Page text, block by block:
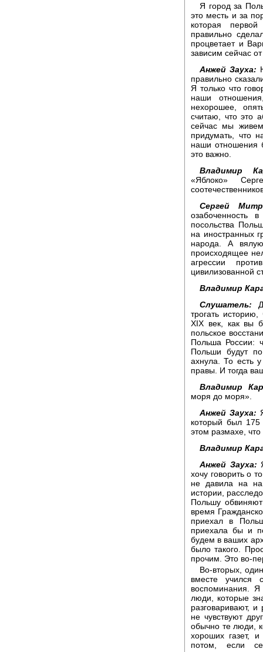
Я город за
это месть и за
которая
правильно
процветает и
зависим сейчас
Анжей Зауха:
правильно
Я только что
наши
нехорошее,
считаю, что это
сейчас мы
придумать, что
наши отношения
это важно.
Владимир
«Яблоко»
Сергей
озабоченность
посольства
на иностранных
народа. А
происходящее
агрессии
цивилизованной
Владимир
Слушатель:
трогать
XIX век, как вы
польское
Польша России:
Польши будут
ахнула. То есть
правы. И тогда
Владимир
моря до моря».
Анжей Зауха:
который был
этом размахе,
Владимир
Анжей Зауха:
хочу говорить о
не давила на
истории,
Польшу
время
приехал в
приехала бы и
будем в ваших
было такого.
прочим. Это во-
Во-вторых,
вместе учился
воспоминания. Я
люди, которые
разговаривают,
не чувствуют
обычно те люди,
хороших газет,
потом, если